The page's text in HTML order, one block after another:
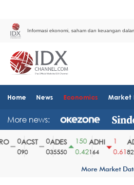
Informasi ekonomi, saham dan keuangan
Home News Economics Market
More news:
ACST
90
ADES
35550
150
0.42
ADHI
164
0.618225
More Market